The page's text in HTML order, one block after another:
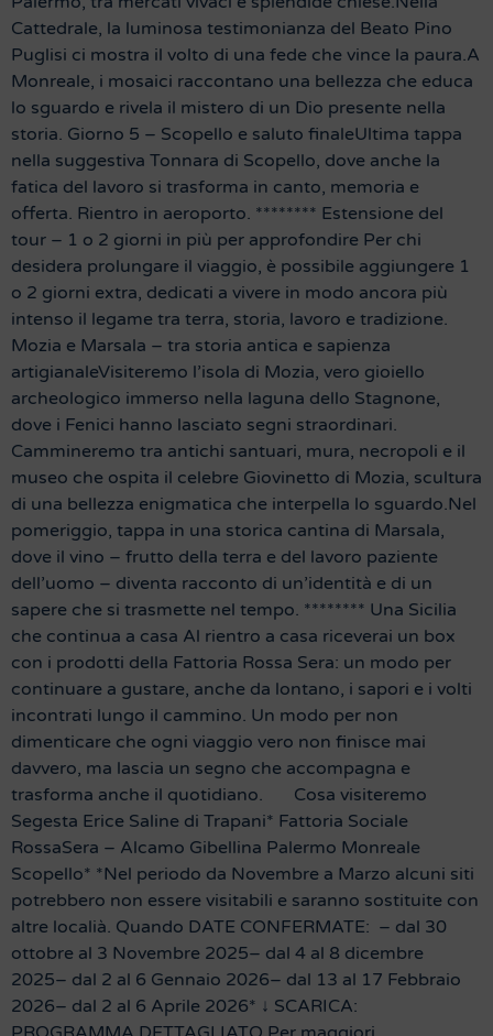
Cattedrale, la luminosa testimonianza del Beato Pino
Puglisi ci mostra il volto di una fede che vince la paura.A
Monreale, i mosaici raccontano una bellezza che educa
lo sguardo e rivela il mistero di un Dio presente nella
storia. Giorno 5 – Scopello e saluto finaleUltima tappa
nella suggestiva Tonnara di Scopello, dove anche la
fatica del lavoro si trasforma in canto, memoria e
offerta. Rientro in aeroporto. ******** Estensione del
tour – 1 o 2 giorni in più per approfondire Per chi
desidera prolungare il viaggio, è possibile aggiungere 1
o 2 giorni extra, dedicati a vivere in modo ancora più
intenso il legame tra terra, storia, lavoro e tradizione.
Mozia e Marsala – tra storia antica e sapienza
artigianaleVisiteremo l’isola di Mozia, vero gioiello
archeologico immerso nella laguna dello Stagnone,
dove i Fenici hanno lasciato segni straordinari.
Cammineremo tra antichi santuari, mura, necropoli e il
museo che ospita il celebre Giovinetto di Mozia, scultura
di una bellezza enigmatica che interpella lo sguardo.Nel
pomeriggio, tappa in una storica cantina di Marsala,
dove il vino – frutto della terra e del lavoro paziente
dell’uomo – diventa racconto di un’identità e di un
sapere che si trasmette nel tempo. ******** Una Sicilia
che continua a casa Al rientro a casa riceverai un box
con i prodotti della Fattoria Rossa Sera: un modo per
continuare a gustare, anche da lontano, i sapori e i volti
incontrati lungo il cammino. Un modo per non
dimenticare che ogni viaggio vero non finisce mai
davvero, ma lascia un segno che accompagna e
trasforma anche il quotidiano. Cosa visiteremo
Segesta Erice Saline di Trapani* Fattoria Sociale
RossaSera – Alcamo Gibellina Palermo Monreale
Scopello* *Nel periodo da Novembre a Marzo alcuni siti
potrebbero non essere visitabili e saranno sostituite con
altre localià. Quando DATE CONFERMATE: – dal 30
ottobre al 3 Novembre 2025– dal 4 al 8 dicembre
2025– dal 2 al 6 Gennaio 2026– dal 13 al 17 Febbraio
2026– dal 2 al 6 Aprile 2026* ↓ SCARICA: